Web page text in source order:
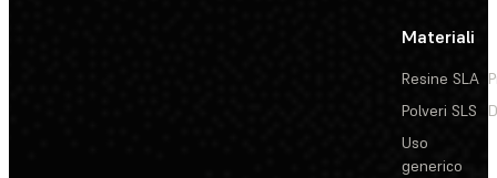
Materiali
Resine SLA
Polveri SLS
Uso
generico